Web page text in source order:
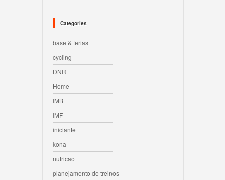
Categories
base & ferias
cycling
DNR
Home
IMB
IMF
iniciante
kona
nutricao
planejamento de treinos